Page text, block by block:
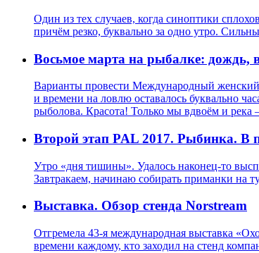
Один из тех случаев, когда синоптики
причём резко, буквально за одно утро.
Восьмое марта на рыбалке: дождь,
Варианты провести Международный женский
и времени на ловлю оставалось буквально
рыболова. Красота! Только мы вдвоём и
Второй этап PAL 2017. Рыбинка. В
Утро «дня тишины». Удалось наконец-то
Завтракаем, начинаю собирать приманки на
Выставка. Обзор стенда Norstream
Отгремела 43-я международная выставка
времени каждому, кто заходил на стенд